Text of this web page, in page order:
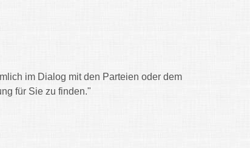
im Dialog mit den Parteien oder dem
für Sie zu finden."